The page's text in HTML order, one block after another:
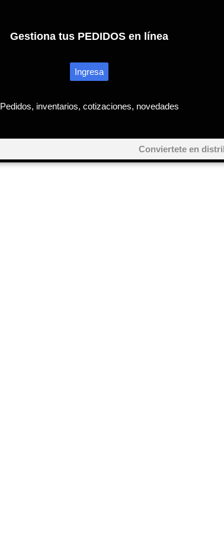
Gestiona tus PEDIDOS en línea
Ingresa
Pedidos, inventarios, cotizaciones, novedades
Conviertete en